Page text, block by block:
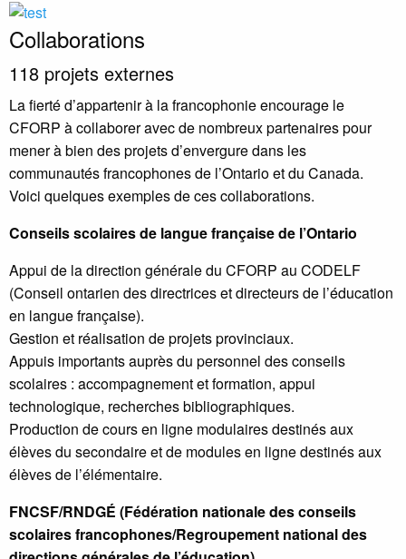
Collaborations
118 projets externes
La fierté d’appartenir à la francophonie encourage le
CFORP à collaborer avec de nombreux partenaires pour
mener à bien des projets d’envergure dans les
communautés francophones de l’Ontario et du Canada.
Voici quelques exemples de ces collaborations.
Conseils scolaires de langue française de l’Ontario
Appui de la direction générale du CFORP au CODELF
(Conseil ontarien des directrices et directeurs de l’éducation
en langue française).
Gestion et réalisation de projets provinciaux.
Appuis importants auprès du personnel des conseils
scolaires : accompagnement et formation, appui
technologique, recherches bibliographiques.
Production de cours en ligne modulaires destinés aux
élèves du secondaire et de modules en ligne destinés aux
élèves de l’élémentaire.
FNCSF/RNDGÉ (Fédération nationale des conseils
scolaires francophones/Regroupement national des